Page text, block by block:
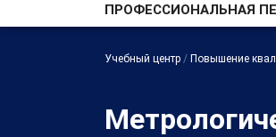
ПРОФЕССИОНАЛЬНАЯ
Учебный центр / Повышение